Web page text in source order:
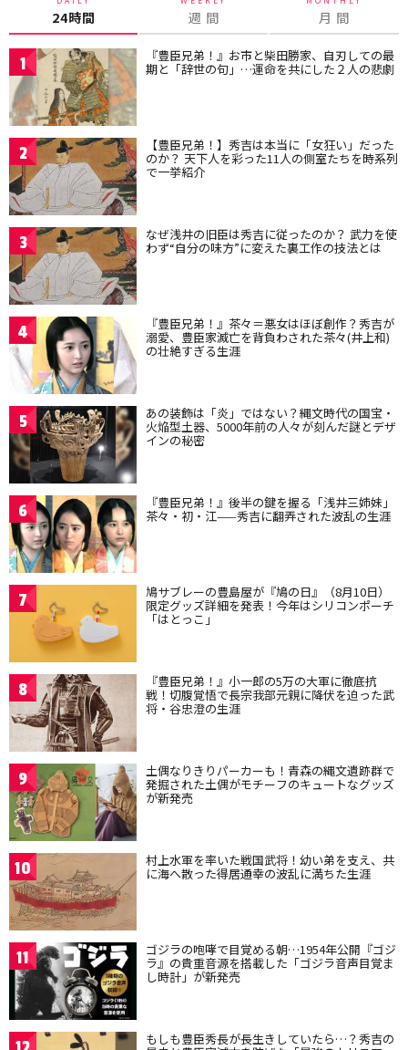
24時間 週 間 月 間
1 『豊臣兄弟！』お市と柴田勝家、自刃しての最
期と「辞世の句」…運命を共にした２人の悲劇
2 【豊臣兄弟！】秀吉は本当に「女狂い」だった
のか？ 天下人を彩った11人の側室たちを時系列
で一挙紹介
3 なぜ浅井の旧臣は秀吉に従ったのか？ 武力を使
わず“自分の味方”に変えた裏工作の技法とは
4 『豊臣兄弟！』茶々＝悪女はほぼ創作？秀吉が
溺愛、豊臣家滅亡を背負わされた茶々(井上和)
の壮絶すぎる生涯
5 あの装飾は「炎」ではない？縄文時代の国宝・
火焔型土器、5000年前の人々が刻んだ謎とデザ
インの秘密
6 『豊臣兄弟！』後半の鍵を握る「浅井三姉妹」
茶々・初・江——秀吉に翻弄された波乱の生涯
7 鳩サブレーの豊島屋が『鳩の日』（8月10日）
限定グッズ詳細を発表！今年はシリコンポーチ
「はとっこ」
8 『豊臣兄弟！』小一郎の5万の大軍に徹底抗
戦！切腹覚悟で長宗我部元親に降伏を迫った武
将・谷忠澄の生涯
9 土偶なりきりパーカーも！青森の縄文遺跡群で
発掘された土偶がモチーフのキュートなグッズ
が新発売
10 村上水軍を率いた戦国武将！幼い弟を支え、共
に海へ散った得居通幸の波乱に満ちた生涯
11 ゴジラの咆哮で目覚める朝…1954年公開『ゴジ
ラ』の貴重音源を搭載した「ゴジラ音声目覚ま
し時計」が新発売
もしも豊臣秀長が長生きしていたら…？秀吉の